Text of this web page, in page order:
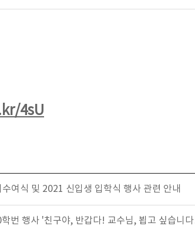
4sU
여식 및 2021 신입생 입학식 행사 관련 안내
번 행사 '친구야, 반갑다! 교수님, 뵙고 싶습니